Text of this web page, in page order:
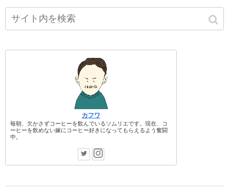
カフワ
毎朝、欠かさずコーヒーを飲んでいるソムリエです。現在、コ
ーヒーを飲めない嫁にコーヒー好きになってもらえるよう奮闘
中。